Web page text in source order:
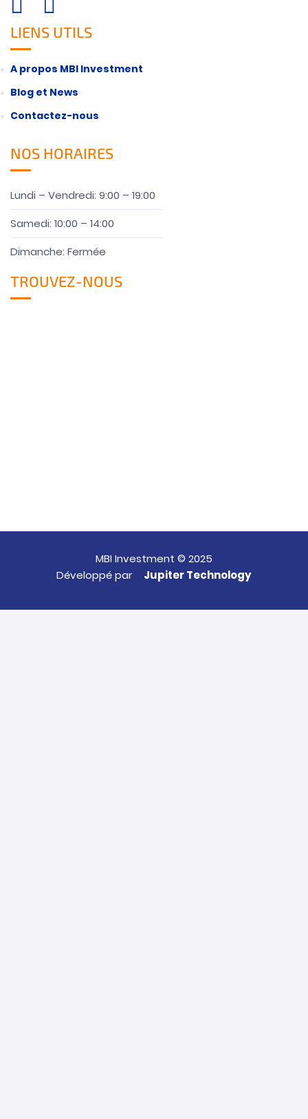
LIENS UTILS
A propos MBI Investment
Blog et News
Contactez-nous
NOS HORAIRES
Lundi – Vendredi: 9:00 – 19:00
Samedi: 10:00 – 14:00
Dimanche: Fermée
TROUVEZ-NOUS
MBI Investment © 2025
Développé par
Jupiter Technology